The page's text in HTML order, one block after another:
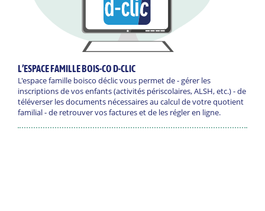
L’ESPACE FAMILLE BOIS-CO D-CLIC
L'espace famille boisco déclic vous permet de - gérer les
inscriptions de vos enfants (activités périscolaires, ALSH, etc.) - de
téléverser les documents nécessaires au calcul de votre quotient
familial - de retrouver vos factures et de les régler en ligne.